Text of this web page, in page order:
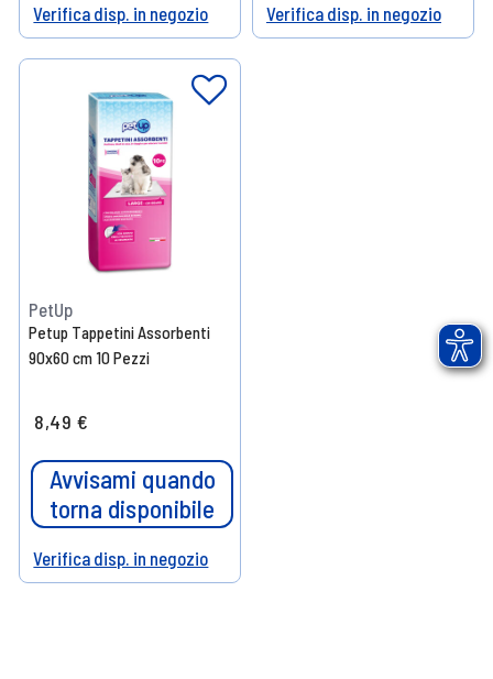
Help
Verifica disp. in negozio
Help
Verifica disp. in negozio
PetUp
Petup Tappetini Assorbenti
90x60 cm 10 Pezzi
8,49 €
Avvisami quando
torna disponibile
Help
Verifica disp. in negozio